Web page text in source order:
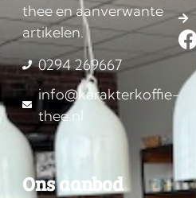
thee en aanverwante
artikelen.
0294 269667
info@karakterkoffie-
thee.nl
Ons aanbod